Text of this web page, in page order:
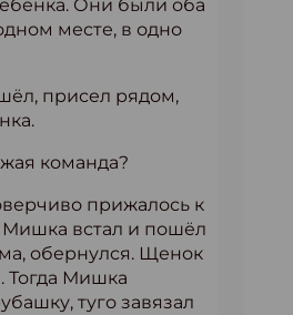
Они были оба
месте, в одно
присел рядом,
команда?
прижалось к
Мишка встал и пошёл
обернулся. Щенок
Тогда Мишка
туго завязал